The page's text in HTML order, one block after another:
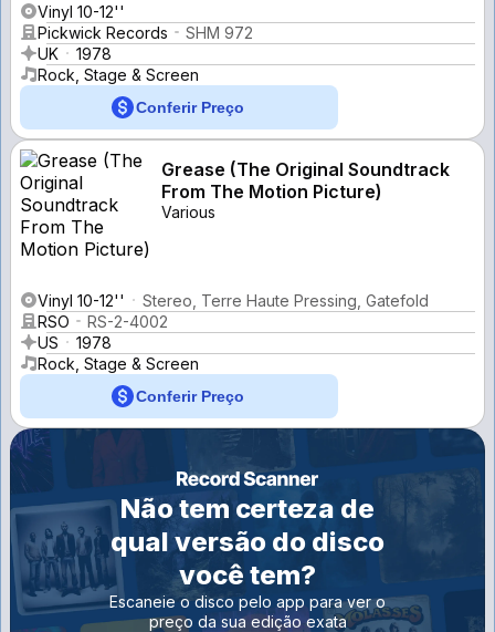
Vinyl 10-12''
Pickwick Records
SHM 972
UK
1978
Rock, Stage & Screen
Conferir Preço
Grease (The Original Soundtrack
From The Motion Picture)
Various
Vinyl 10-12''
Stereo, Terre Haute Pressing, Gatefold
RSO
RS-2-4002
US
1978
Rock, Stage & Screen
Conferir Preço
Não tem certeza de
qual versão do disco
você tem?
Escaneie o disco pelo app para ver o
preço da sua edição exata